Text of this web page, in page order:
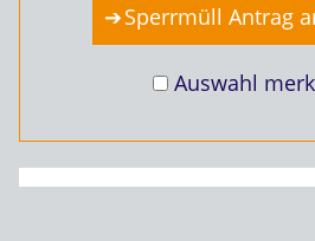
Sperrmüll Antrag
Auswahl